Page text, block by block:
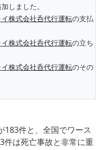
しました。
株式会社呑代行運転の支払
株式会社呑代行運転の立ち
株式会社呑代行運転のその
183件と、全国でワース
件は死亡事故と非常に重